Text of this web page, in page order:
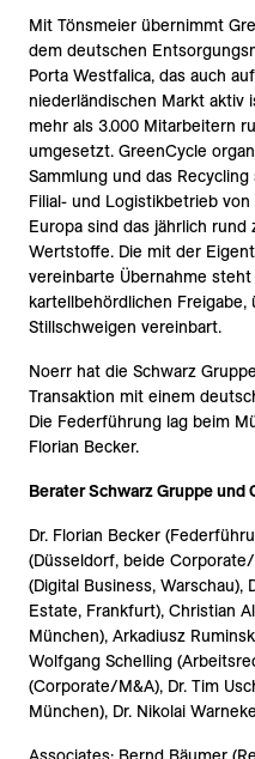
Mit Tönsmeier übernimmt
dem deutschen
Porta Westfalica, das auch
niederländischen Markt aktiv
mehr als 3.000 Mitarbeitern
umgesetzt. GreenCycle
Sammlung und das
Filial- und Logistikbetrieb
Europa sind das jährlich rund
Wertstoffe. Die mit der
vereinbarte Übernahme
kartellbehördlichen
Stillschweigen vereinbart.
Noerr hat die Schwarz
Transaktion mit einem
Die Federführung lag beim
Florian Becker.
Berater Schwarz Gruppe und
Dr. Florian Becker
(Düsseldorf, beide
(Digital Business, Warschau),
Estate, Frankfurt), Christian
München), Arkadiusz
Wolfgang Schelling
(Corporate/M&A), Dr. Tim
München), Dr. Nikolai